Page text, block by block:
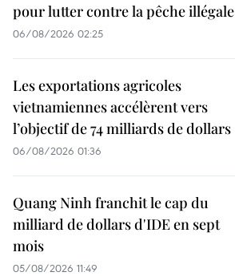
pour lutter contre la pêche illégale
06/08/2026 02:25
Les exportations agricoles
vietnamiennes accélèrent vers
l’objectif de 74 milliards de dollars
06/08/2026 01:36
Quang Ninh franchit le cap du
milliard de dollars d'IDE en sept
mois
05/08/2026 11:49